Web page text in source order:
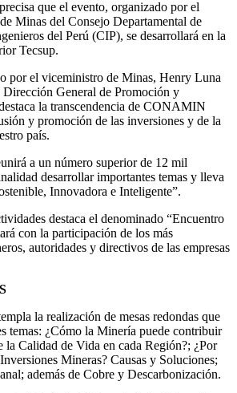
que el evento, organizado por el
Minas del Consejo Departamental de
del Perú (CIP), se desarrollará en la
Tecsup.
por el viceministro de Minas, Henry Luna
Dirección General de Promoción y
la transcendencia de CONAMIN
y promoción de las inversiones y de la
país.
a un número superior de 12 mil
desarrollar importantes temas y lleva
Innovadora e Inteligente”.
destaca el denominado “Encuentro
con la participación de los más
autoridades y directivos de las empresas
la realización de mesas redondas que
temas: ¿Cómo la Minería puede contribuir
la Calidad de Vida en cada Región?; ¿Por
Mineras? Causas y Soluciones;
además de Cobre y Descarbonización.